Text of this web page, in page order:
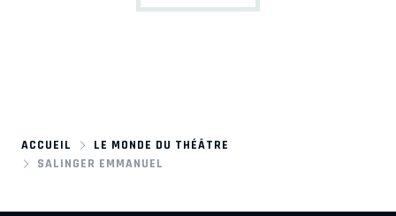
ACCUEIL
LE MONDE DU THÉÂTRE
SALINGER EMMANUEL